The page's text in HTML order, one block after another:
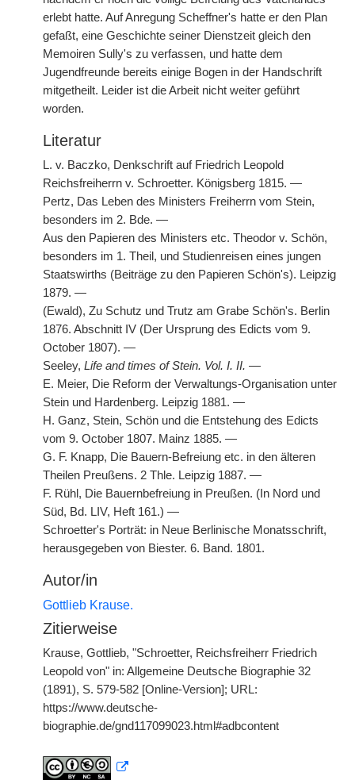
erlebt hatte. Auf Anregung Scheffner's hatte er den Plan
gefaßt, eine Geschichte seiner Dienstzeit gleich den
Memoiren Sully's zu verfassen, und hatte dem
Jugendfreunde bereits einige Bogen in der Handschrift
mitgetheilt. Leider ist die Arbeit nicht weiter geführt
worden.
Literatur
L. v. Baczko, Denkschrift auf Friedrich Leopold
Reichsfreiherrn v. Schroetter. Königsberg 1815. —
Pertz, Das Leben des Ministers Freiherrn vom Stein,
besonders im 2. Bde. —
Aus den Papieren des Ministers etc. Theodor v. Schön,
besonders im 1. Theil, und Studienreisen eines jungen
Staatswirths (Beiträge zu den Papieren Schön's). Leipzig
1879. —
(Ewald), Zu Schutz und Trutz am Grabe Schön's. Berlin
1876. Abschnitt IV (Der Ursprung des Edicts vom 9.
October 1807). —
Seeley, Life and times of Stein. Vol. I. II. —
E. Meier, Die Reform der Verwaltungs-Organisation unter
Stein und Hardenberg. Leipzig 1881. —
H. Ganz, Stein, Schön und die Entstehung des Edicts
vom 9. October 1807. Mainz 1885. —
G. F. Knapp, Die Bauern-Befreiung etc. in den älteren
Theilen Preußens. 2 Thle. Leipzig 1887. —
F. Rühl, Die Bauernbefreiung in Preußen. (In Nord und
Süd, Bd. LIV, Heft 161.) —
Schroetter's Porträt: in Neue Berlinische Monatsschrift,
herausgegeben von Biester. 6. Band. 1801.
Autor/in
Gottlieb Krause.
Zitierweise
Krause, Gottlieb, "Schroetter, Reichsfreiherr Friedrich
Leopold von" in: Allgemeine Deutsche Biographie 32
(1891), S. 579-582 [Online-Version]; URL:
https://www.deutsche-
biographie.de/gnd117099023.html#adbcontent